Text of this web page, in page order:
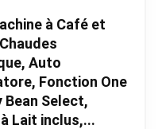
à Café et
Auto
Fonction One
Bean Select,
Lait inclus,...